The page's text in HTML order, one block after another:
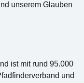
unserem Glauben
ist mit rund 95.000
und